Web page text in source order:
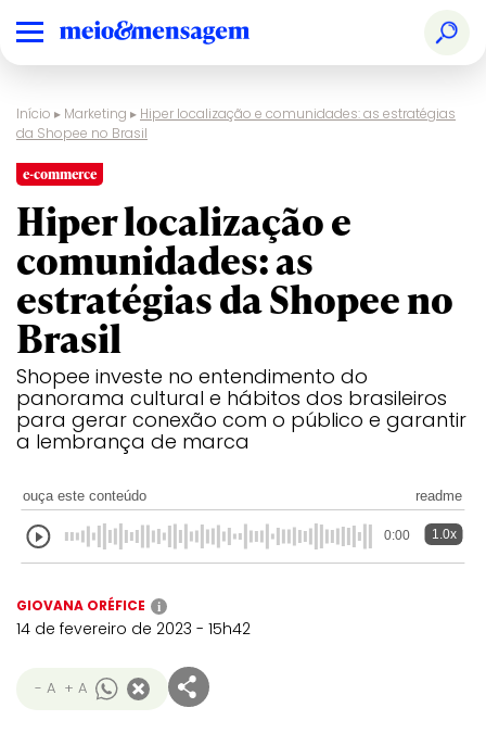
Início ▸ Marketing ▸ Hiper localização e comunidades: as estratégias
da Shopee no Brasil
e-commerce
Hiper localização e
comunidades: as
estratégias da Shopee no
Brasil
Shopee investe no entendimento do
panorama cultural e hábitos dos brasileiros
para gerar conexão com o público e garantir
a lembrança de marca
ouça este conteúdo readme
0:00 1.0x
GIOVANA ORÉFICE i
14 de fevereiro de 2023 - 15h42
- A + A